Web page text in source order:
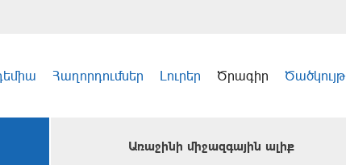
Հաղորդումներ Լուրեր Ծրագիր Ծածկույթ
Առաջինի միջազգային ալիք